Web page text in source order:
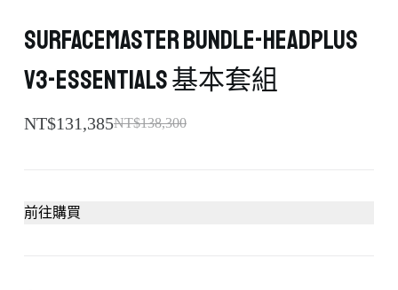
SurfaceMaster Bundle-HeadPLUS
v3-Essentials 基本套組
NT$138,300
NT$131,385
前往購買